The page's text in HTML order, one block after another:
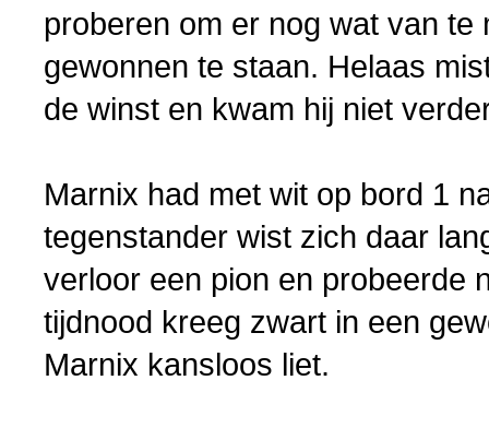
proberen om er nog wat van
gewonnen te staan. Helaas
de winst en kwam hij niet
Marnix had met wit op bord 1
tegenstander wist zich daar
verloor een pion en probeerde
tijdnood kreeg zwart in een
Marnix kansloos liet.